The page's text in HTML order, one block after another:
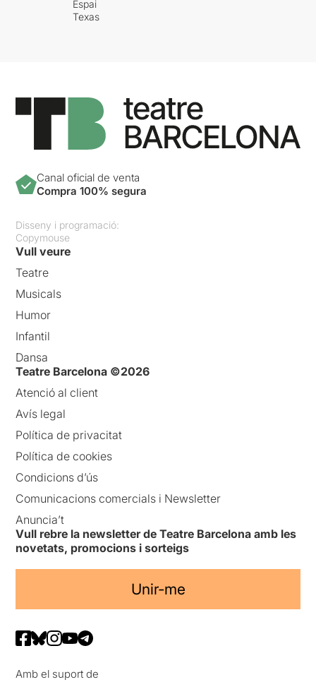
Espai
Texas
Canal oficial de venta
Compra 100% segura
Disseny i programació:
Copymouse
Vull veure
Teatre
Musicals
Humor
Infantil
Dansa
Teatre Barcelona ©2026
Atenció al client
Avís legal
Política de privacitat
Política de cookies
Condicions d’ús
Comunicacions comercials i Newsletter
Anuncia’t
Vull rebre la newsletter de Teatre Barcelona amb les
novetats, promocions i sorteigs
Unir-me
Amb el suport de